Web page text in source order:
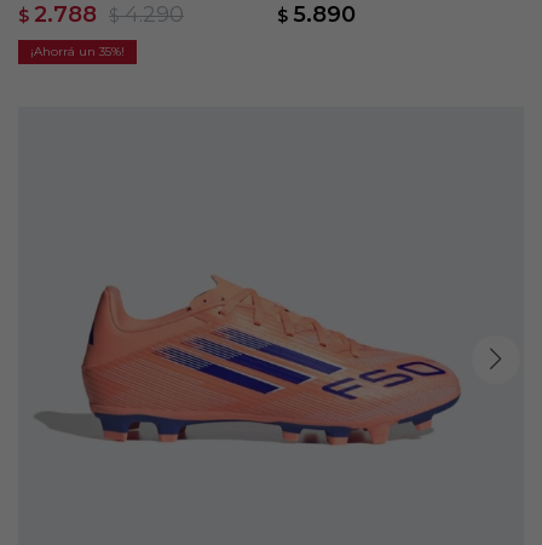
$ 2.788 $ 4.290
35
Naranja
$ 5.890